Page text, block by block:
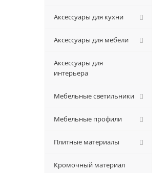
Аксессуары для кухни
Аксессуары для мебели
Аксессуары для
интерьера
Мебельные светильники
Мебельные профили
Плитные материалы
Кромочный материал